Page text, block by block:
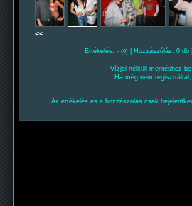
<<
Értékelés: - (0) | Hozzászólás: 0
Vízjel nélküli mentéshez
Ha még nem
Az értékelés és a hozzászólás csak